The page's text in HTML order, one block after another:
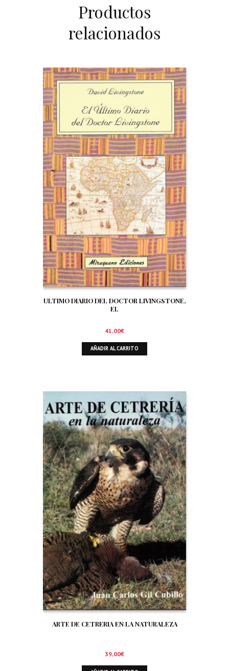
Productos
relacionados
ULTIMO DIARIO DEL DOCTOR LIVINGSTONE,
EL
41,00€
AÑADIR AL CARRITO
ARTE DE CETRERIA EN LA NATURALEZA
39,00€